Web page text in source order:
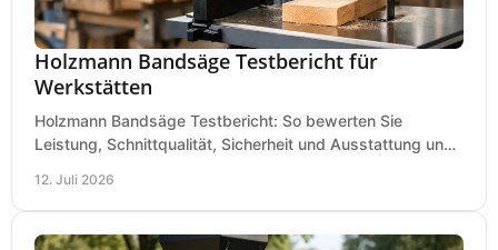
Holzmann Bandsäge Testbericht für
Werkstätten
Holzmann Bandsäge Testbericht: So bewerten Sie
Leistung, Schnittqualität, Sicherheit und Ausstattung und
12. Juli 2026